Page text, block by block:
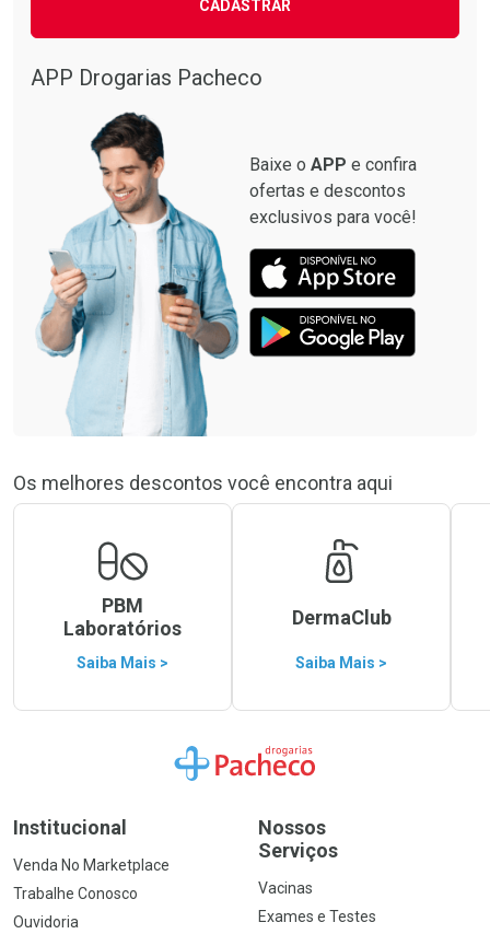
CADASTRAR
APP Drogarias Pacheco
Baixe o APP e confira
ofertas e descontos
exclusivos para você!
Os melhores descontos você encontra aqui
PBM
Laboratórios
Saiba Mais >
DermaClub
Saiba Mais >
Ir para a Home
Institucional
Venda No Marketplace
Trabalhe Conosco
Ouvidoria
Nossos
Serviços
Vacinas
Exames e Testes